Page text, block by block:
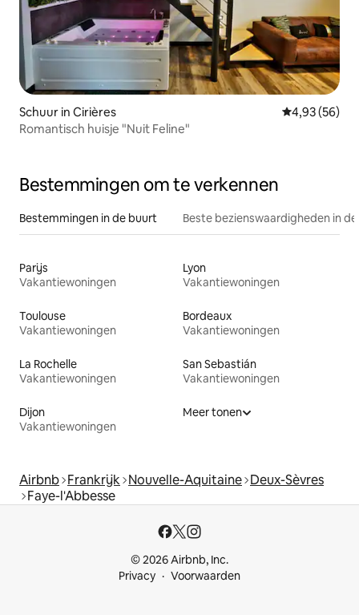
Schuur in Cirières Gemiddelde
4,93 (56)
Romantisch huisje "Nuit Feline"
Bestemmingen om te verkennen
Bestemmingen in de buurt Beste bezienswaardigheden in
Parijs
Vakantiewoningen
Lyon
Vakantiewoningen
Toulouse
Vakantiewoningen
Bordeaux
Vakantiewoningen
La Rochelle
Vakantiewoningen
San Sebastián
Vakantiewoningen
Dijon
Vakantiewoningen
Meer tonen
Airbnb Frankrijk Nouvelle-Aquitaine Deux-Sèvres
Faye-l'Abbesse
© 2026 Airbnb, Inc.
Privacy
Voorwaarden